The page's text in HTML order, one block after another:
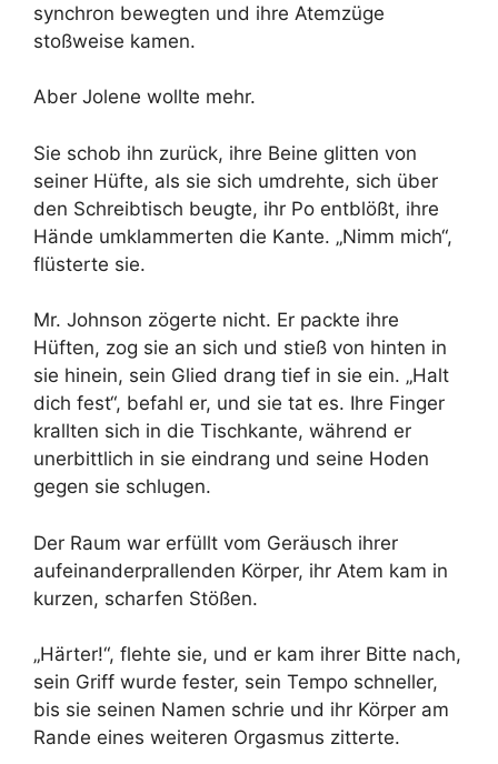
synchron bewegten und ihre Atemzüge
stoßweise kamen.
Aber Jolene wollte mehr.
Sie schob ihn zurück, ihre Beine glitten von
seiner Hüfte, als sie sich umdrehte, sich über
den Schreibtisch beugte, ihr Po entblößt, ihre
Hände umklammerten die Kante. „Nimm mich“,
flüsterte sie.
Mr. Johnson zögerte nicht. Er packte ihre
Hüften, zog sie an sich und stieß von hinten in
sie hinein, sein Glied drang tief in sie ein. „Halt
dich fest“, befahl er, und sie tat es. Ihre Finger
krallten sich in die Tischkante, während er
unerbittlich in sie eindrang und seine Hoden
gegen sie schlugen.
Der Raum war erfüllt vom Geräusch ihrer
aufeinanderprallenden Körper, ihr Atem kam in
kurzen, scharfen Stößen.
„Härter!“, flehte sie, und er kam ihrer Bitte nach,
sein Griff wurde fester, sein Tempo schneller,
bis sie seinen Namen schrie und ihr Körper am
Rande eines weiteren Orgasmus zitterte.